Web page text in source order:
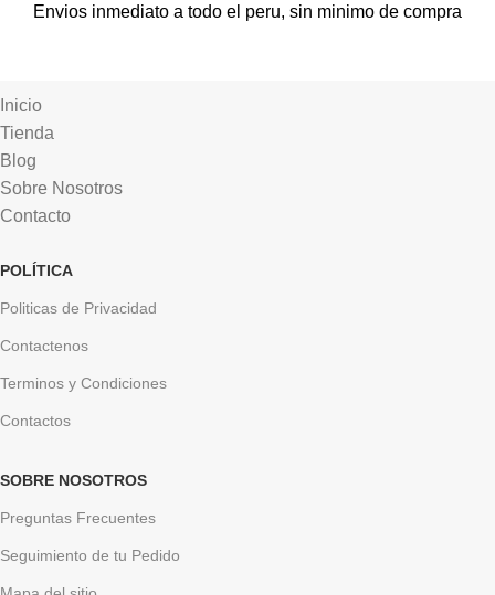
Envios inmediato a todo el peru, sin minimo de compra
Inicio
Tienda
Blog
Sobre Nosotros
Contacto
POLÍTICA
Politicas de Privacidad
Contactenos
Terminos y Condiciones
Contactos
SOBRE NOSOTROS
Preguntas Frecuentes
Seguimiento de tu Pedido